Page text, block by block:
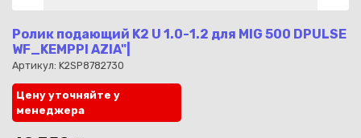
Ролик подающий K2 U 1.0-1.2 для MIG 500 DPULSE
WF_KEMPPI AZIA"|
Артикул: K2SP8782730
Цену уточняйте у
менеджера